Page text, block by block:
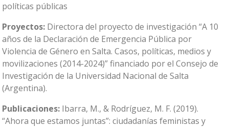
políticas públicas
Proyectos: Directora del proyecto de investigación “A 10
años de la Declaración de Emergencia Pública por
Violencia de Género en Salta. Casos, políticas, medios y
movilizaciones (2014-2024)” financiado por el Consejo de
Investigación de la Universidad Nacional de Salta
(Argentina).
Publicaciones: Ibarra, M., & Rodríguez, M. F. (2019).
“Ahora que estamos juntas”: ciudadanías feministas y